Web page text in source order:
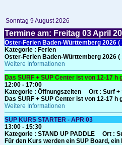
Sonntag 9 August 2026
Termine am: Freitag 03April
Oster-Ferien Baden-Württemberg 2026 (
Kategorie : Ferien
Oster-Ferien Baden-Württemberg 2026 (
Weitere Informationen
Das SURF + SUP Center ist von 12-17 h
12:00 - 17:00
Kategorie : Öffnungszeiten Ort : Surf +
Das SURF + SUP Center ist von 12-17 h
Weitere Informationen
SUP KURS STARTER - APR 03
13:00 - 15:30
Kategorie : STAND UP PADDLE Ort :
Für den Kurs werden ein SUP Board,